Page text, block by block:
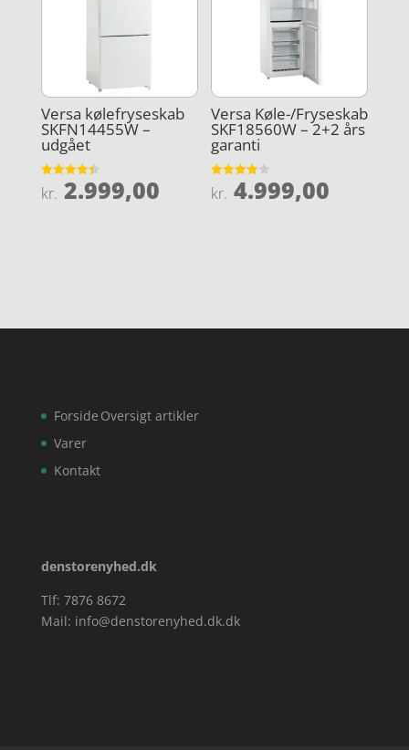
Versa kølefryseskab
SKFN14455W –
udgået
Vurderet
4.4
kr. 2.999,00
Versa Køle-/Fryseskab
SKF18560W – 2+2 års
garanti
Vurderet
3.9
kr. 4.999,00
Forside
Varer
Kontakt
Oversigt artikler
denstorenyhed.dk
Tlf: 7876 8672
Mail: info@denstorenyhed.dk.dk